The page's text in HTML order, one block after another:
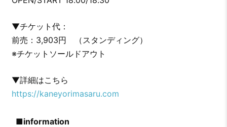
▼チケット代：
前売：3,903円 （スタンディング）
※チケットソールドアウト
▼詳細はこちら
https://kaneyorimasaru.com
■information